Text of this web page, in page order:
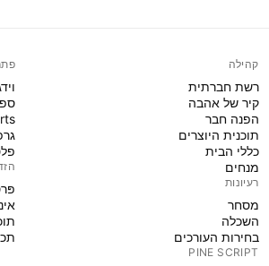
קהילה
רשת חברתית
קיר של אהבה
הפנה חבר
תוכנית היוצרים
כללי הבית
מנחים
רעיונות
מסחר
השכלה
בחירות העורכים
PINE SCRIPT